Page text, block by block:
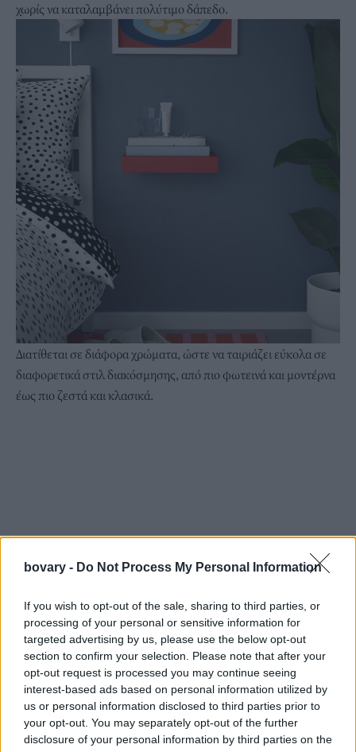
bovary - Do Not Process My Personal Information
If you wish to opt-out of the sale, sharing to third parties, or
processing of your personal or sensitive information for
targeted advertising by us, please use the below opt-out
section to confirm your selection. Please note that after your
opt-out request is processed you may continue seeing
interest-based ads based on personal information utilized by
us or personal information disclosed to third parties prior to
your opt-out. You may separately opt-out of the further
disclosure of your personal information by third parties on the
χωρίς να καταλαμβάνει πολύτιμο δάπεδο.
Διατίθεται σε διάφορα χρώματα, ώστε να ταιριάζει εύκολα σε
διαφορετικά στιλ διακόσμησης, από πιο φωτεινά και μοντέρνα
έως πιο ζεστά και κλασικά.
Το αποτέλεσμα είναι ένα υπνοδωμάτιο πιο τακτοποιημένο,